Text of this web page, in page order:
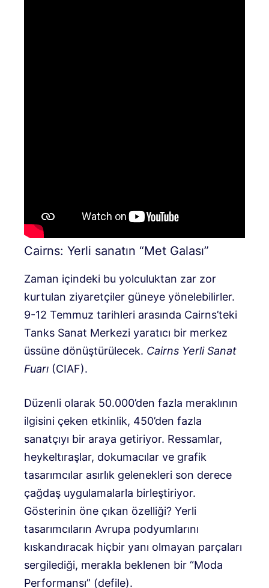
Cairns: Yerli sanatın “Met Galası”
Zaman içindeki bu yolculuktan zar zor
kurtulan ziyaretçiler güneye yönelebilirler.
9-12 Temmuz tarihleri ​​arasında Cairns’teki
Tanks Sanat Merkezi yaratıcı bir merkez
üssüne dönüştürülecek. Cairns Yerli Sanat
Fuarı (CIAF).
Düzenli olarak 50.000’den fazla meraklının
ilgisini çeken etkinlik, 450’den fazla
sanatçıyı bir araya getiriyor. Ressamlar,
heykeltıraşlar, dokumacılar ve grafik
tasarımcılar asırlık gelenekleri son derece
çağdaş uygulamalarla birleştiriyor.
Gösterinin öne çıkan özelliği? Yerli
tasarımcıların Avrupa podyumlarını
kıskandıracak hiçbir yanı olmayan parçaları
sergilediği, merakla beklenen bir “Moda
Performansı” (defile).